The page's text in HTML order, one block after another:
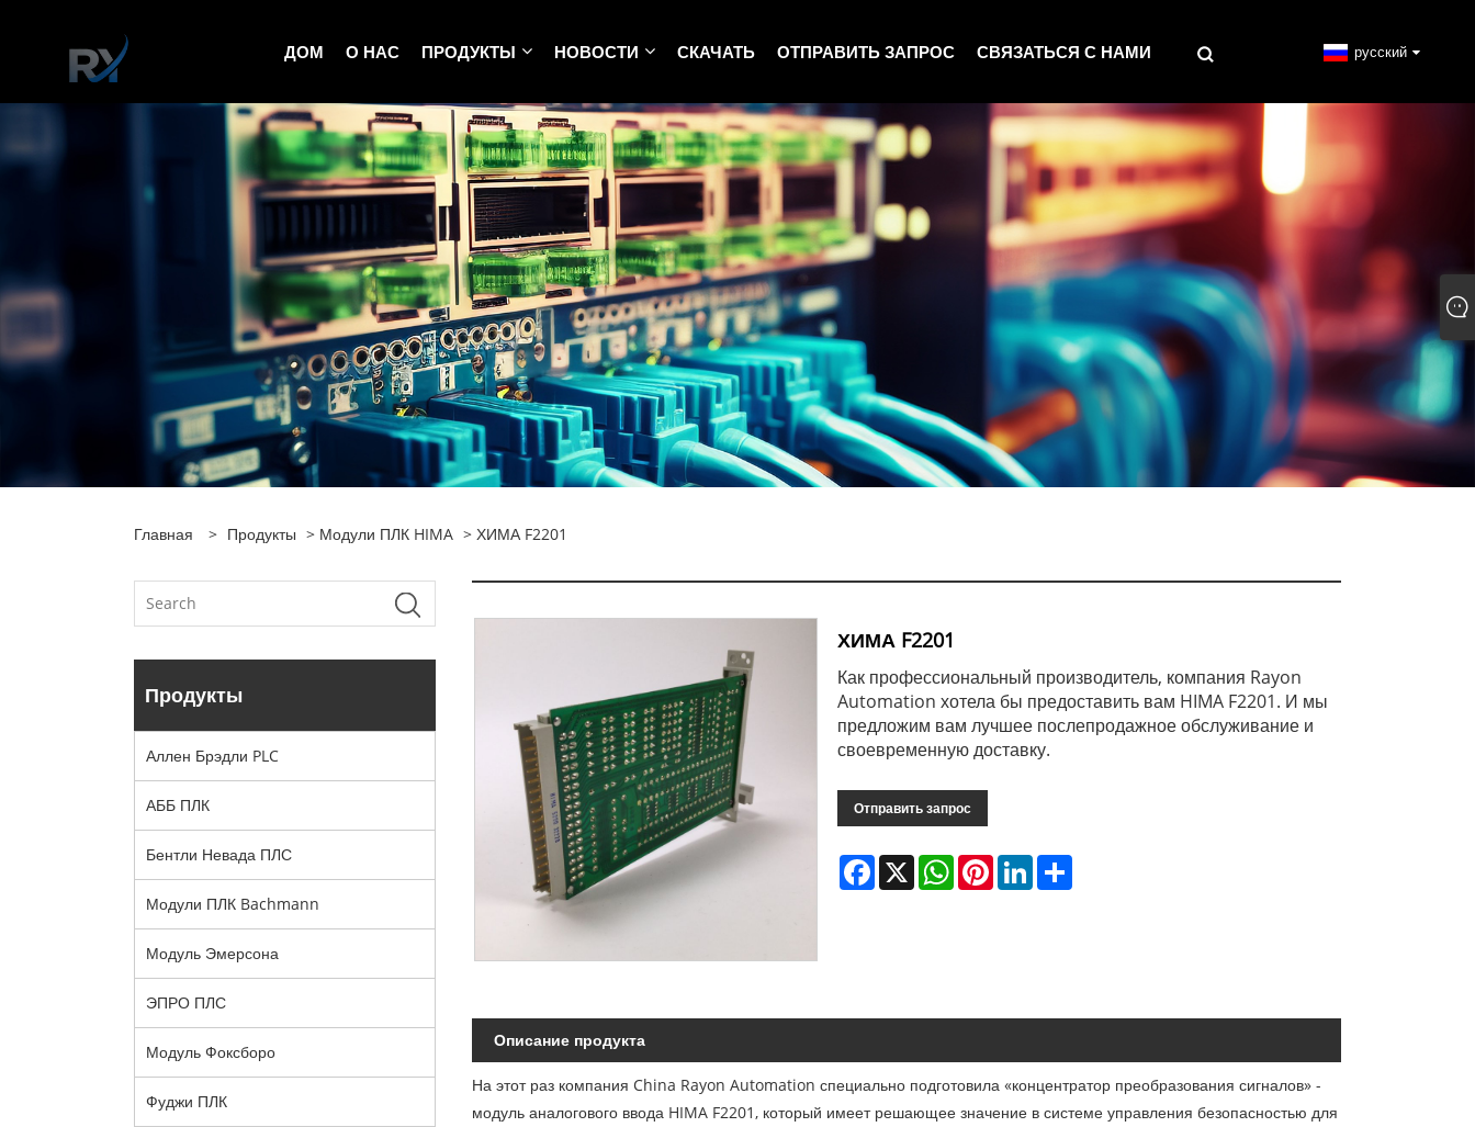
ДОМ О НАС ПРОДУКТЫ НОВОСТИ СКАЧАТЬ ОТПРАВИТЬ ЗАПРОС СВЯЗАТЬСЯ С НАМИ русский
Главная > Продукты > Модули ПЛК HIMA > ХИМА F2201
Продукты
Аллен Брэдли PLC
АББ ПЛК
Бентли Невада ПЛС
Модули ПЛК Bachmann
Модуль Эмерсона
ЭПРО ПЛС
Модуль Фоксборо
Фуджи ПЛК
ХИМА F2201
Как профессиональный производитель, компания Rayon
Automation хотела бы предоставить вам HIMA F2201. И мы
предложим вам лучшее послепродажное обслуживание и
своевременную доставку.
Отправить запрос
Facebook
X WhatsAppPinterestLinkedInShare
Описание продукта
На этот раз компания China Rayon Automation специально подготовила «концентратор преобразования сигналов» -
модуль аналогового ввода HIMA F2201, который имеет решающее значение в системе управления безопасностью для